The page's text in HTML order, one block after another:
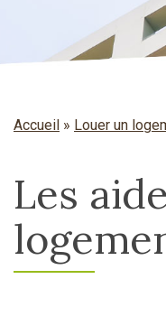
Accueil » Louer un
Les